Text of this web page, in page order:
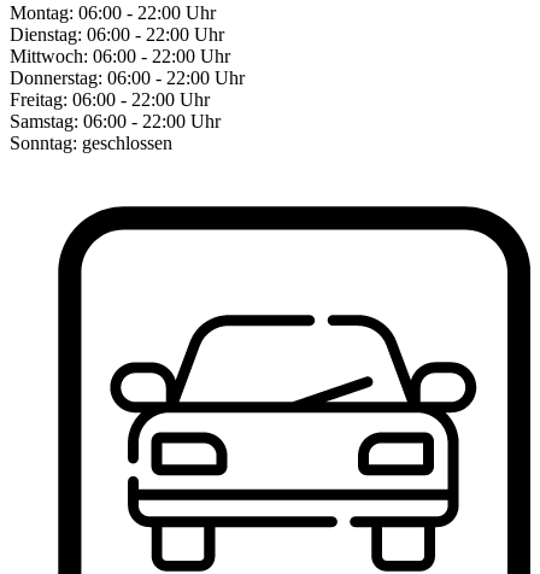
Montag: 06:00 - 22:00 Uhr
Dienstag: 06:00 - 22:00 Uhr
Mittwoch: 06:00 - 22:00 Uhr
Donnerstag: 06:00 - 22:00 Uhr
Freitag: 06:00 - 22:00 Uhr
Samstag: 06:00 - 22:00 Uhr
Sonntag: geschlossen